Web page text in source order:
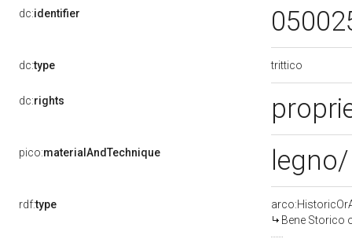
dc:identifier
dc:type trittico
dc:rights
pico:materialAndTechnique
rdf:type
Bene Storico